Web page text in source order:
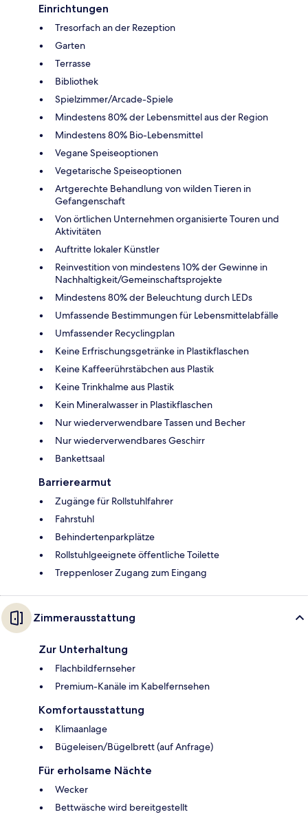
Einrichtungen
Tresorfach an der Rezeption
Garten
Terrasse
Bibliothek
Spielzimmer/Arcade-Spiele
Mindestens 80% der Lebensmittel aus der Region
Mindestens 80% Bio-Lebensmittel
Vegane Speiseoptionen
Vegetarische Speiseoptionen
Artgerechte Behandlung von wilden Tieren in
Gefangenschaft
Von örtlichen Unternehmen organisierte Touren und
Aktivitäten
Auftritte lokaler Künstler
Reinvestition von mindestens 10% der Gewinne in
Nachhaltigkeit/Gemeinschaftsprojekte
Mindestens 80% der Beleuchtung durch LEDs
Umfassende Bestimmungen für Lebensmittelabfälle
Umfassender Recyclingplan
Keine Erfrischungsgetränke in Plastikflaschen
Keine Kaffeerührstäbchen aus Plastik
Keine Trinkhalme aus Plastik
Kein Mineralwasser in Plastikflaschen
Nur wiederverwendbare Tassen und Becher
Nur wiederverwendbares Geschirr
Bankettsaal
Barrierearmut
Zugänge für Rollstuhlfahrer
Fahrstuhl
Behindertenparkplätze
Rollstuhlgeeignete öffentliche Toilette
Treppenloser Zugang zum Eingang
Zimmerausstattung
Zur Unterhaltung
Flachbildfernseher
Premium-Kanäle im Kabelfernsehen
Komfortausstattung
Klimaanlage
Bügeleisen/Bügelbrett (auf Anfrage)
Für erholsame Nächte
Wecker
Bettwäsche wird bereitgestellt